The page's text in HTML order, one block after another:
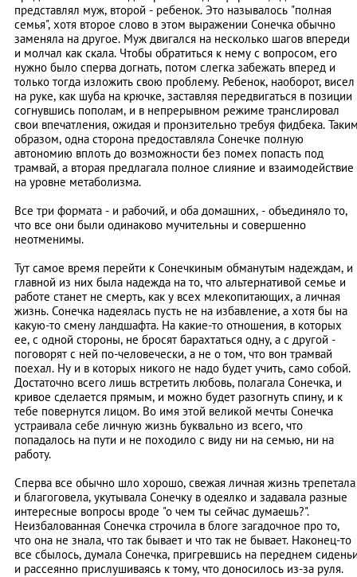
представлял муж, второй - ребенок. Это называлось "полная
семья", хотя второе слово в этом выражении Сонечка обычно
заменяла на другое. Муж двигался на несколько шагов впереди
и молчал как скала. Чтобы обратиться к нему с вопросом, его
нужно было сперва догнать, потом слегка забежать вперед и
только тогда изложить свою проблему. Ребенок, наоборот, висел
на руке, как шуба на крючке, заставляя передвигаться в позиции
согнувшись пополам, и в непрерывном режиме транслировал
свои впечатления, ожидая и пронзительно требуя фидбека.
образом, одна сторона предоставляла Сонечке полную
автономию вплоть до возможности без помех попасть под
трамвай, а вторая предлагала полное слияние и взаимодействие
на уровне метаболизма.
Все три формата - и рабочий, и оба домашних, - объединяло то,
что все они были одинаково мучительны и совершенно
неотменимы.
Тут самое время перейти к Сонечкиным обманутым надеждам, и
главной из них была надежда на то, что альтернативой семье и
работе станет не смерть, как у всех млекопитающих, а личная
жизнь. Сонечка надеялась пусть не на избавление, а хотя бы на
какую-то смену ландшафта. На какие-то отношения, в которых
ее, с одной стороны, не бросят барахтаться одну, а с другой -
поговорят с ней по-человечески, а не о том, что вон трамвай
поехал. Ну и в которых никого не надо будет учить, само собой.
Достаточно всего лишь встретить любовь, полагала Сонечка, и
кривое сделается прямым, и можно будет разогнуть спину, и к
тебе повернутся лицом. Во имя этой великой мечты Сонечка
устраивала себе личную жизнь буквально из всего, что
попадалось на пути и не походило с виду ни на семью, ни на
работу.
Сперва все обычно шло хорошо, свежая личная жизнь трепетала
и благоговела, укутывала Сонечку в одеялко и задавала разные
интересные вопросы вроде "о чем ты сейчас думаешь?".
Неизбалованная Сонечка строчила в блоге загадочное про то,
что она не знала, что так бывает и что так не бывает. Наконец-то
все сбылось, думала Сонечка, пригревшись на переднем
и рассеянно прислушиваясь к тому, что доносилось из-за руля.